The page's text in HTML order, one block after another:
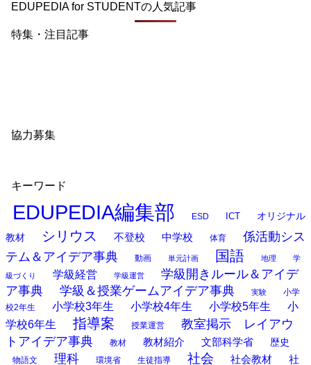
EDUPEDIA for STUDENTの人気記事
特集・注目記事
協力募集
キーワード
EDUPEDIA編集部 ESD ICT
オリジナル
教材
シリウス 不登校 中学校 体育
係活動シス
テム＆アイデア事典
動画 単元計画 国語 地理 学
級づくり 学級経営 学級運営
学級開きルール＆アイデ
ア事典
学級＆授業ゲームアイデア事典 実験
小学
校2年生
小学校3年生 小学校4年生 小学校5年生
小
学校6年生
指導案 授業運営
教室掲示 レイアウ
トアイデア事典
教材 教材紹介 文部科学省 歴史
物語文 理科 環境省 生徒指導 社会 社会教材
社